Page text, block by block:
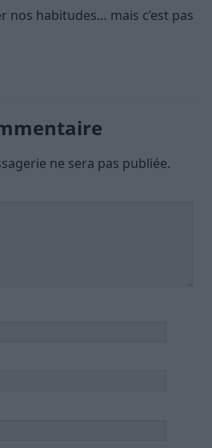
nos habitudes… mais c’est pas
ne sera pas publiée.